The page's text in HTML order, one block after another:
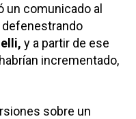
un comunicado al
defenestrando
y a partir de ese
incrementado,
sobre un